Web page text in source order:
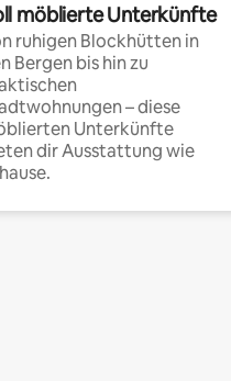
möblierte Unterkünfte
ruhigen Blockhütten in
Bergen bis hin zu
– diese
Unterkünfte
dir Ausstattung wie